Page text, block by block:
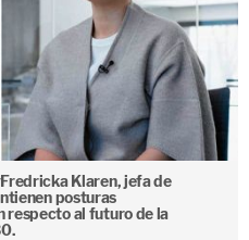
Klaren, jefa de
posturas
respecto al futuro de la